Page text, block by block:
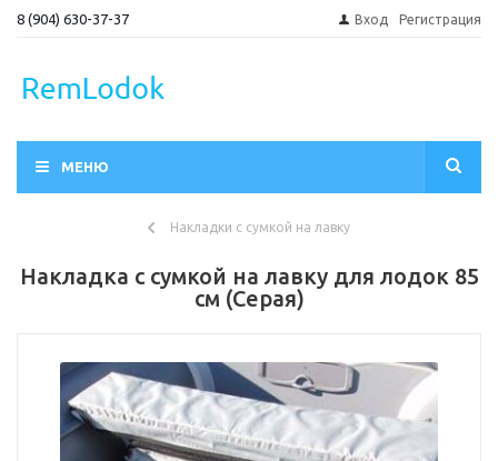
8 (904) 630-37-37 Вход Регистрация
МЕНЮ
Накладки с сумкой на лавку
Накладка с сумкой на лавку для лодок 85
см (Серая)